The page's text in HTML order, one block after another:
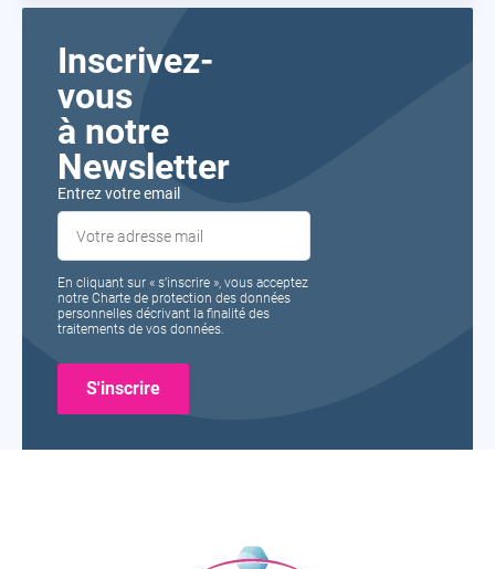
Inscrivez-
vous
à notre
Newsletter
Entrez votre email
En cliquant sur « s’inscrire », vous acceptez
notre Charte de protection des données
personnelles décrivant la finalité des
traitements de vos données.
Formavenir